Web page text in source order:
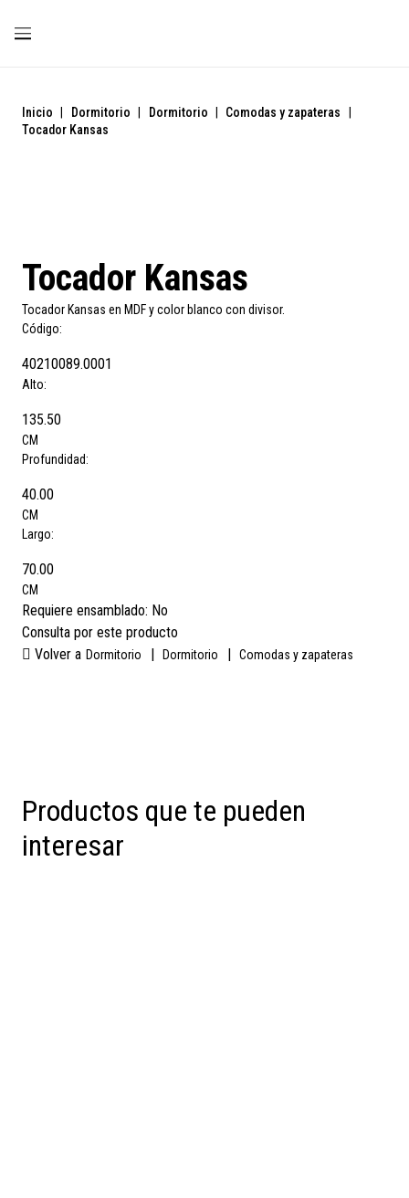
Inicio Dormitorio Dormitorio Comodas y zapateras
Tocador Kansas
Tocador Kansas
Tocador Kansas en MDF y color blanco con divisor.
Código:
40210089.0001
Alto:
135.50
CM
Profundidad:
40.00
CM
Largo:
70.00
CM
Requiere ensamblado: No
Consulta por este producto
Volver a Dormitorio Dormitorio Comodas y zapateras
Productos que te pueden
interesar